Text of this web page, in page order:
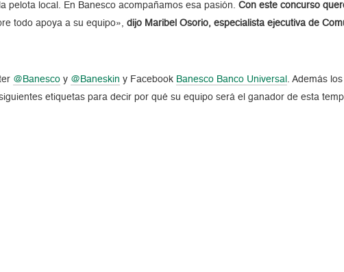
pelota local. En Banesco acompañamos esa pasión.Con este concurso
todo apoya a su equipo»,dijo Maribel Osorio, especialista ejecutiva de
@Banesco y @Baneskin y Facebook Banesco Banco Universal . Además
etiquetas para decir por qué su equipo será el ganador de esta